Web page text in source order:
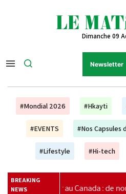
Dimanche 09
Newsletter
#Mondial 2026 #Hkayti
#EVENTS #Nos Capsules
#Lifestyle #Hi-tech
BREAKING
NEWS
au Canada : de nouvelles